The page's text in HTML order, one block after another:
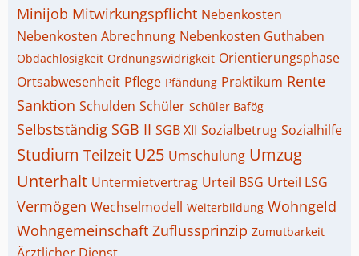
Minijob Mitwirkungspflicht Nebenkosten
Nebenkosten Abrechnung Nebenkosten Guthaben
Obdachlosigkeit Ordnungswidrigkeit Orientierungsphase
Ortsabwesenheit Pflege Pfändung Praktikum Rente
Sanktion Schulden Schüler Schüler Bafög
Selbstständig SGB II SGB XII Sozialbetrug Sozialhilfe
Studium Teilzeit U25 Umschulung Umzug
Unterhalt Untermietvertrag Urteil BSG Urteil LSG
Vermögen Wechselmodell Weiterbildung Wohngeld
Wohngemeinschaft Zuflussprinzip Zumutbarkeit